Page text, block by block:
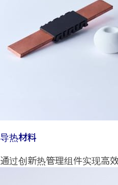
导热材料
通过创新热管理组件实现高